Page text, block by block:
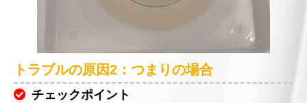
トラブルの原因2：つまりの場合
チェックポイント